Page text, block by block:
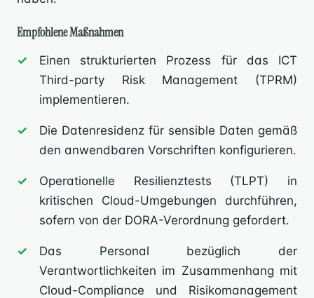
Empfohlene Maßnahmen
Einen strukturierten Prozess für das ICT
Third-party Risk Management (TPRM)
implementieren.
Die Datenresidenz für sensible Daten gemäß
den anwendbaren Vorschriften konfigurieren.
Operationelle Resilienztests (TLPT) in
kritischen Cloud-Umgebungen durchführen,
sofern von der DORA-Verordnung gefordert.
Das Personal bezüglich der
Verantwortlichkeiten im Zusammenhang mit
Cloud-Compliance und Risikomanagement